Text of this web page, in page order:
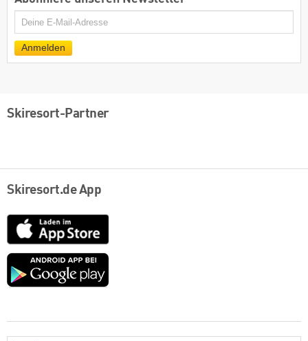
E-
Anmelden
Skiresort-Partner
Skiresort.de App
App
Store
Google